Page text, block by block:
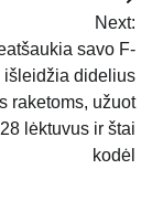
Next:
savo F-
išleidžia didelius
raketoms, užuot
lėktuvus ir štai
kodėl